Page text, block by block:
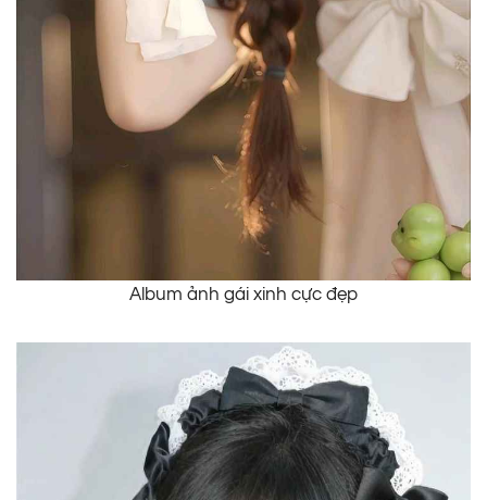
Album ảnh gái xinh cực đẹp